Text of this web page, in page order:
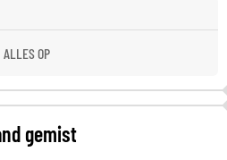
ALLES OP
gemist